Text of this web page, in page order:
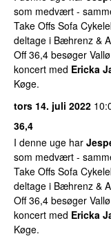
som medvært -
Take Offs Sofa
deltage i Bæhrenz &
Off 36,4 besøger
koncert med Ericka
Køge.
tors 14. juli 2022
36,4
I denne uge har
som medvært -
Take Offs Sofa
deltage i Bæhrenz &
Off 36,4 besøger
koncert med Ericka
Køge.